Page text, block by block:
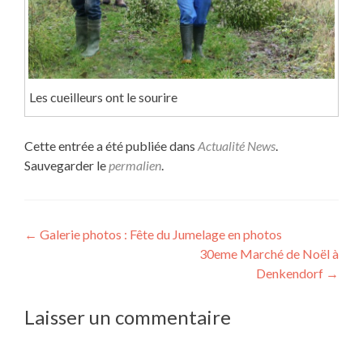
Les cueilleurs ont le sourire
Cette entrée a été publiée dans Actualité News.
Sauvegarder lepermalien.
Navigation
← Galerie photos : Fête du Jumelage en photos
30eme Marché de Noël à
Denkendorf →
Laisser un commentaire